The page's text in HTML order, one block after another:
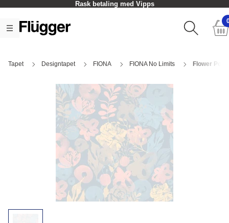
Rask betaling med Vipps
Tapet Designtapet FIONA FIONA No Limits Flower